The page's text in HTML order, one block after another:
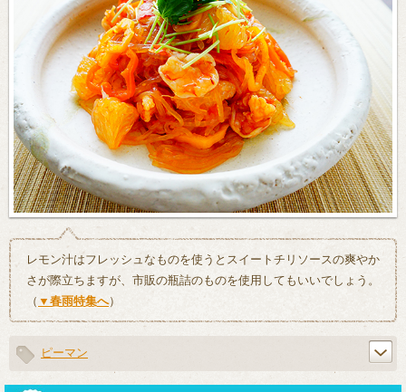
レモン汁はフレッシュなものを使うとスイートチリソースの爽やか
さが際立ちますが、市販の瓶詰のものを使用してもいいでしょう。
（ ▼春雨特集へ）
ピーマン